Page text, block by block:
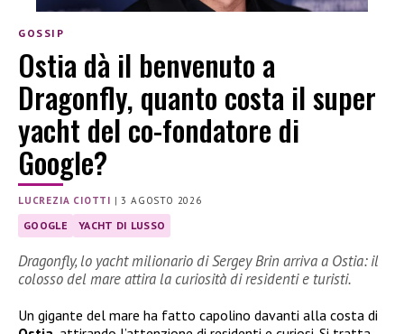
GOSSIP
Ostia dà il benvenuto a
Dragonfly, quanto costa il super
yacht del co-fondatore di
Google?
LUCREZIA CIOTTI |3 AGOSTO 2026
GOOGLE YACHT DI LUSSO
Dragonfly, lo yacht milionario di Sergey Brin arriva a Ostia: il
colosso del mare attira la curiosità di residenti e turisti.
Un gigante del mare ha fatto capolino davanti alla costa di